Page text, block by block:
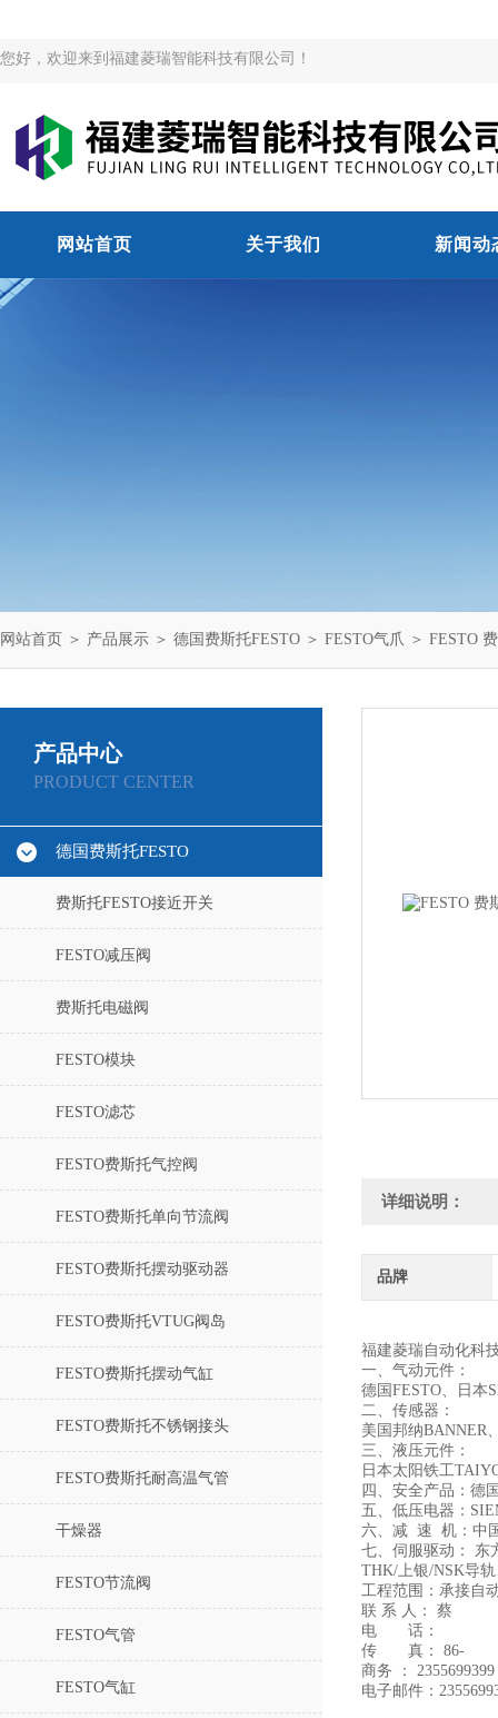
您好，欢迎来到福建菱瑞智能科技有限公司！
网站首页 关于我们 新闻动
网站首页 ＞ 产品展示 ＞ 德国费斯托FESTO ＞ FESTO气爪 ＞ FESTO
产品中心
PRODUCT CENTER
德国费斯托FESTO
费斯托FESTO接近开关
FESTO减压阀
费斯托电磁阀
FESTO模块
FESTO滤芯
FESTO费斯托气控阀
FESTO费斯托单向节流阀
FESTO费斯托摆动驱动器
FESTO费斯托VTUG阀岛
FESTO费斯托摆动气缸
FESTO费斯托不锈钢接头
FESTO费斯托耐高温气管
干燥器
FESTO节流阀
FESTO气管
FESTO气缸
详细说明：
品牌
福建菱瑞自动化科
一、气动元件：
德国FESTO、日本
二、传感器：
美国邦纳BANNER
三、液压元件：
日本太阳铁工
四、安全产品：德
五、低压电器：
六、减 速 机：中
七、伺服驱动： 东
THK/上银/NSK导
工程范围：承接自
联 系 人： 蔡
电 话：
传 真： 86-
商务 ： 2355699399
电子邮件：